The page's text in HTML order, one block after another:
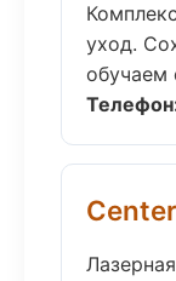
уход.
обучаем